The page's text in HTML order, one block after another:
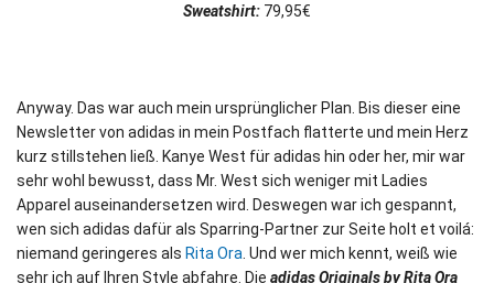
Sweatshirt: 79,95€
Anyway. Das war auch mein ursprünglicher Plan. Bis dieser eine
Newsletter von adidas in mein Postfach flatterte und mein Herz
kurz stillstehen ließ. Kanye West für adidas hin oder her, mir war
sehr wohl bewusst, dass Mr. West sich weniger mit Ladies
Apparel auseinandersetzen wird. Deswegen war ich gespannt,
wen sich adidas dafür als Sparring-Partner zur Seite holt et voilá:
niemand geringeres als Rita Ora . Und wer mich kennt, weiß wie
sehr ich auf Ihren Style abfahre. Die adidas Originals by Rita Ora